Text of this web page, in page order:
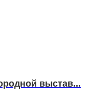
выстав...